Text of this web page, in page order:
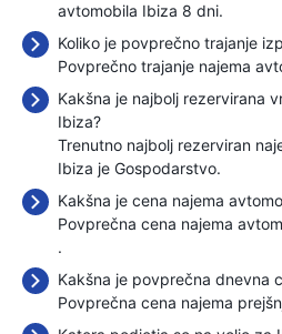
avtomobila Ibiza 8 dni.
Koliko je povprečno trajanje
Povprečno trajanje najema
Kakšna je najbolj rezervirana
Ibiza?
Trenutno najbolj rezerviran
Ibiza je Gospodarstvo.
Kakšna je cena najema
Povprečna cena najema
.
Kakšna je povprečna dnevna
Povprečna cena najema